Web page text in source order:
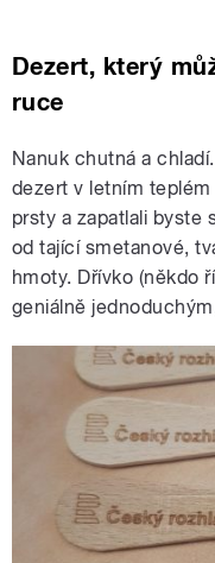
Dezert, který
ruce
Nanuk chutná a
dezert v letním
prsty a zapatlali byste
od tající smetanové,
hmoty. Dřívko (někdo
geniálně